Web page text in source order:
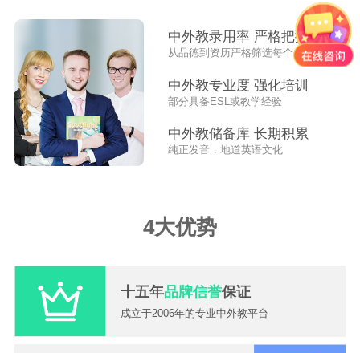
中外教录用率 严格把控
从品德到资历严格筛选每个外教
中外教专业度 强化培训
部分具备ESL或教学经验
中外教储备库 长期积累
纯正发音，地道英语文化
4大优势
十五年品牌信誉保证
成立于2006年的专业中外教平台